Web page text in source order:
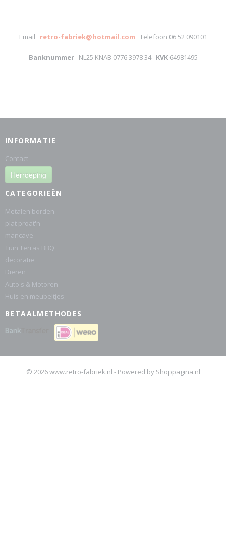
Email retro-fabriek@hotmail.com Telefoon 06 52 090101
Banknummer NL25 KNAB 0776 3978 34 KVK64981495
INFORMATIE
Contact
Herroeping
CATEGORIEËN
Metalen borden
plat proat'n
mancave
Tuin Terras BBQ
decoratie
Dieren
Auto's & Motoren
Huis en meubeltjes
BETAALMETHODES
© 2026 www.retro-fabriek.nl - Powered by Shoppagina.nl